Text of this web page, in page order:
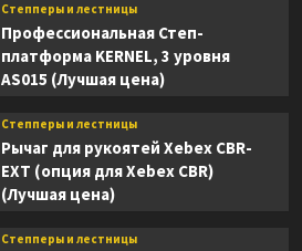
Степперы и лестницы
Профессиональная Степ-
платформа KERNEL, 3 уровня
AS015 (Лучшая цена)
Степперы и лестницы
Рычаг для рукоятей Xebex CBR-
EXT (опция для Xebex CBR)
(Лучшая цена)
Степперы и лестницы